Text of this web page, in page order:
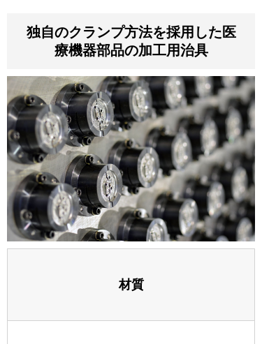
独自のクランプ方法を採用した医
療機器部品の加工用治具
材質